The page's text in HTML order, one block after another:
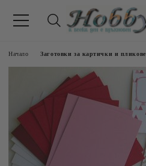
Начало Заготовки за картички и пликове